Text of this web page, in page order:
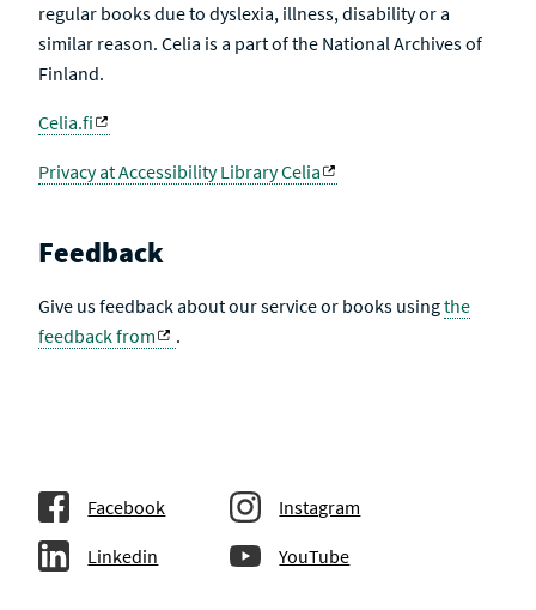
regular books due to dyslexia, illness, disability or a
similar reason. Celia is a part of the National Archives of
Finland.
Celia.fi
Privacy at Accessibility Library Celia
Feedback
Give us feedback about our service or books usingthe
feedback from
.
Facebook Instagram
Linkedin YouTube